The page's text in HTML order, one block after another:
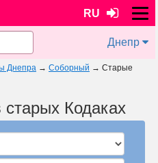
RU
Днепр
Днепра → Соборный → Старые
Кодаках